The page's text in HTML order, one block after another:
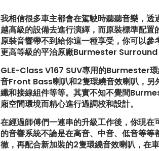
我相信很多車主都會在駕駛時聽聽音樂，
越高級的設備去進行演繹，而原裝標準配
原裝音響帶不到給你這一種享受，你可以
更高等級的平治原廠Burmester Surround
GLE-Class V167 SUV專用的Burmester環
音Front Bass喇叭和2隻環繞音效喇叭，
纖和接線組件等等。其實不知不覺間
廂空間環境而精心進行過調校和設計。
在經過師傅們一連串的升級工作後，你現
的音響系統不論是在高音、中音、低音等
徹，再配合新加裝的2隻環繞音效喇叭，在
【再向經典致敬!! Suzuki Jimny XL化
身迷你G-Class】